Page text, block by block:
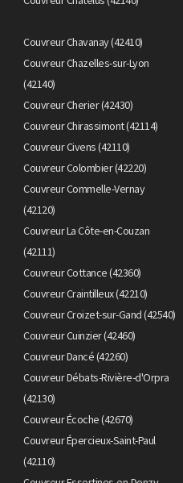
Couvreur Chavanay (42410)
Couvreur Chazelles-sur-Lyon
(42140)
Couvreur Cherier (42430)
Couvreur Chirassimont (42114)
Couvreur Civens (42110)
Couvreur Colombier (42220)
Couvreur Commelle-Vernay
(42120)
Couvreur La Côte-en-Couzan
(42111)
Couvreur Cottance (42360)
Couvreur Craintilleux (42210)
Couvreur Croizet-sur-Gand (42540)
Couvreur Cuinzier (42460)
Couvreur Dancé (42260)
Couvreur Débats-Rivière-d'Orpra
(42130)
Couvreur Écoche (42670)
Couvreur Épercieux-Saint-Paul
(42110)